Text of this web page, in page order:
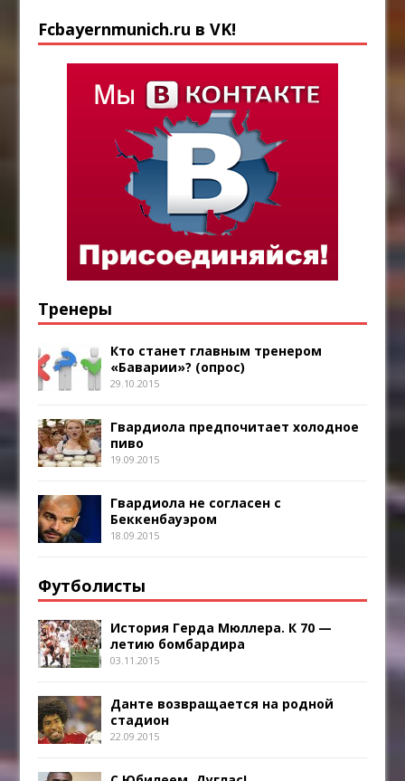
Fcbayernmunich.ru в VK!
Тренеры
Кто станет главным тренером
«Баварии»? (опрос)
29.10.2015
Гвардиола предпочитает холодное
пиво
19.09.2015
Гвардиола не согласен с
Беккенбауэром
18.09.2015
Футболисты
История Герда Мюллера. К 70 —
летию бомбардира
03.11.2015
Данте возвращается на родной
стадион
22.09.2015